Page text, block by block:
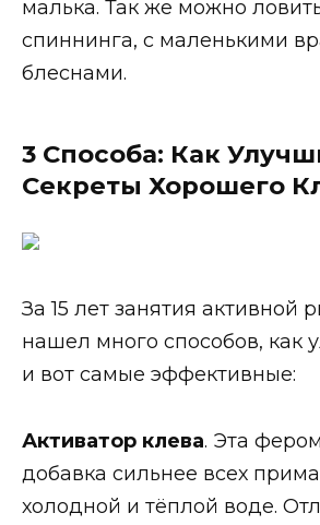
малька. Так же можно
спиннинга, с маленькими
блеснами.
3 Способа: Как
Секреты Хорошего
За 15 лет занятия активной
нашел много способов, как
и вот самые эффективные:
Активатор клева. Эта
добавка сильнее всех
холодной и тёплой воде.